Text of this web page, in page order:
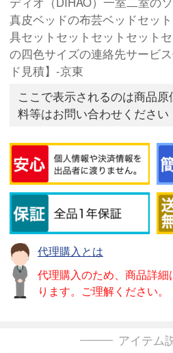
真皮ベッドの布芸ベッドセッ
具セットセットセットセット
の四色サイズの連絡先サービ
ド見積】-京東
ここで表示されるのは商品
料等はお問い合わせください
代理購入とは
代理購入のため、商品詳
ります。ご理解ください。
アイテム